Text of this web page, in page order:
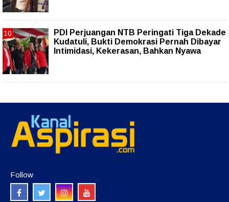
PDI Perjuangan NTB Peringati Tiga Dekade
Kudatuli, Bukti Demokrasi Pernah Dibayar
Intimidasi, Kekerasan, Bahkan Nyawa
Follow